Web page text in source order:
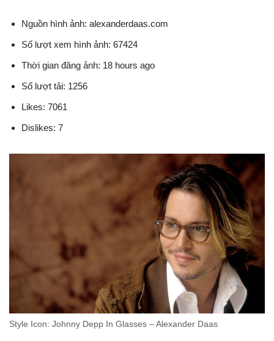
Nguồn hình ảnh: alexanderdaas.com
Số lượt xem hình ảnh: 67424
Thời gian đăng ảnh: 18 hours ago
Số lượt tải: 1256
Likes: 7061
Dislikes: 7
Style Icon: Johnny Depp In Glasses – Alexander Daas